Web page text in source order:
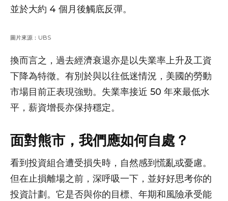
並於大約 4 個月後觸底反彈。
圖片來源：UBS
換而言之，過去經濟衰退亦是以失業率上升及工資
下降為特徵。有別於與以往低迷情況，美國的勞動
市場目前正表現強勁。失業率接近 50 年來最低水
平，薪資增長亦保持穩定。
面對熊市，我們應如何自處？
看到投資組合遭受損失時，自然感到慌亂或憂慮。
但在止損離場之前，深呼吸一下，並好好思考你的
投資計劃。它是否與你的目標、年期和風險承受能